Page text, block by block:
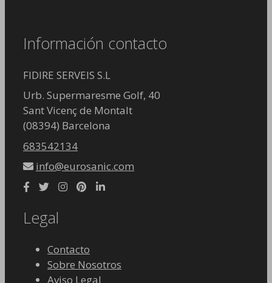
Información contacto
FIDIRE SERVEIS S.L
Urb. Supermaresme Golf, 40
Sant Vicenç de Montalt
(08394) Barcelona
683542134
info@eurosanic.com
Legal
Contacto
Sobre Nosotros
Aviso Legal